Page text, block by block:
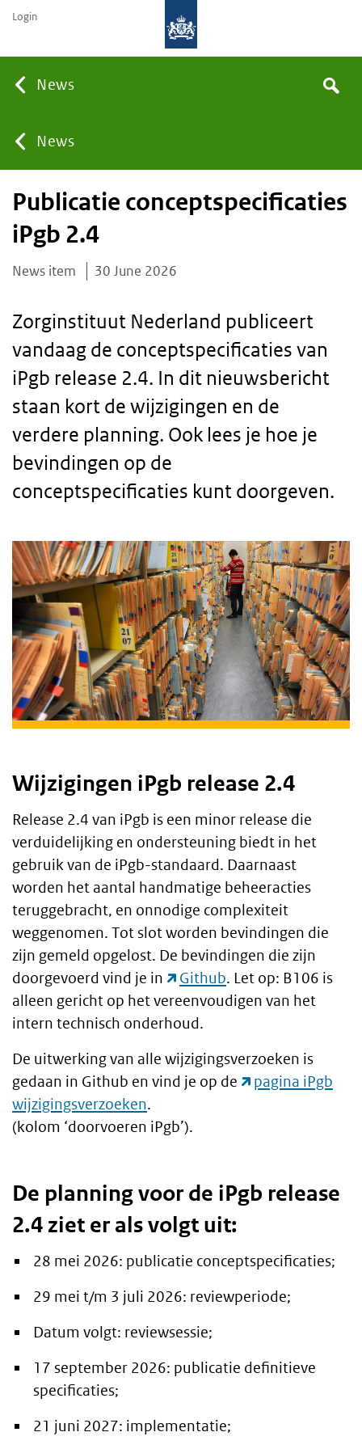
News
You
are
here:
News
the
Search
Login
Publicatie conceptspecificaties
iPgb 2.4
News item 30 June 2026
Zorginstituut Nederland publiceert
vandaag de conceptspecificaties van
iPgb release 2.4. In dit nieuwsbericht
staan kort de wijzigingen en de
verdere planning. Ook lees je hoe je
bevindingen op de
conceptspecificaties kunt doorgeven.
Broodtekst
Wijzigingen iPgb release 2.4
Release 2.4 van iPgb is een minor release die
verduidelijking en ondersteuning biedt in het
gebruik van de iPgb-standaard. Daarnaast
worden het aantal handmatige beheeracties
teruggebracht, en onnodige complexiteit
weggenomen. Tot slot worden bevindingen die
zijn gemeld opgelost. De bevindingen die zijn
doorgevoerd vind je in
Github. Let op: B106 is
alleen gericht op het vereenvoudigen van het
intern technisch onderhoud.
De uitwerking van alle wijzigingsverzoeken is
gedaan in Github en vind je op de
pagina iPgb
wijzigingsverzoeken.
(kolom ‘doorvoeren iPgb’).
De planning voor de iPgb release
2.4 ziet er als volgt uit:
28 mei 2026: publicatie conceptspecificaties;
29 mei t/m 3 juli 2026: reviewperiode;
Datum volgt: reviewsessie;
17 september 2026: publicatie definitieve
specificaties;
21 juni 2027: implementatie;